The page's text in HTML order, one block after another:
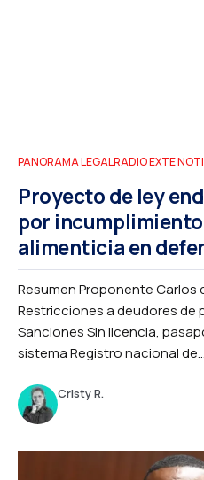
PANORAMA LEGALRADIO EXTE
Proyecto de ley
por
alimenticia en
Resumen Proponente Carlos
Restricciones a deudores de
Sanciones Sin licencia,
sistema Registro nacional de...
Cristy R.